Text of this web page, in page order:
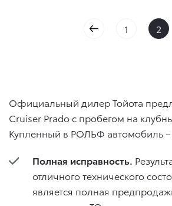
1 2
Официальный дилер Тойота
Cruiser Prado с пробегом на
Купленный в РОЛЬФ автомобиль –
Полная исправность.
отличного технического
является полная